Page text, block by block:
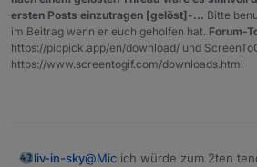
gesetztes zu prüfendes Programm
true/false. Die Frage ist, ob man
ersten Posts einzutragen [gelöst]-... Bitte
im Beitrag wenn er euch geholfen hat. Forum-
https://picpick.app/en/download/ und
https://www.screentogif.com/downloads.html
liv-in-sky@Mic ich würde zum 2ten